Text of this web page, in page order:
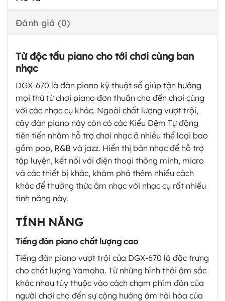
Đánh giá (0)
Từ độc tấu piano cho tới chơi cùng ban
nhạc
DGX-670 là đàn piano kỹ thuật số giúp tận hưởng
mọi thứ từ chơi piano đơn thuần cho đến chơi cùng
với các nhạc cụ khác. Ngoài chất lượng vượt trội,
cây đàn piano này còn có các Kiểu Đệm Tự động
tiên tiến nhằm hỗ trợ chơi nhạc ở nhiều thể loại bao
gồm pop, R&B và jazz. Hiển thị bản nhạc để hỗ trợ
tập luyện, kết nối với điện thoại thông minh, micro
và các thiết bị khác, khám phá thêm nhiều cách
khác để thưởng thức âm nhạc với nhạc cụ rất nhiều
tính năng này.
TÍNH NĂNG
Tiếng đàn piano chất lượng cao
Tiếng đàn piano vượt trội của DGX-670 là đặc trưng
cho chất lượng Yamaha. Từ những hình thái âm sắc
khác nhau tùy thuộc vào cách chạm phím đàn của
người chơi cho đến sự cộng hưởng âm hài hòa của